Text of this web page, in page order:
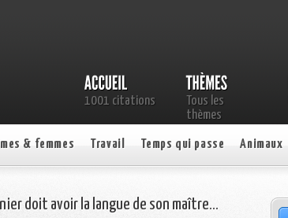
1001 citations
Tous les
thèmes
& femmes Travail Temps qui passe Animaux
doit avoir la langue de son maître…